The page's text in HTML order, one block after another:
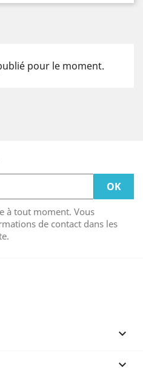
pour le moment.
à tout moment. Vous
de contact dans les

